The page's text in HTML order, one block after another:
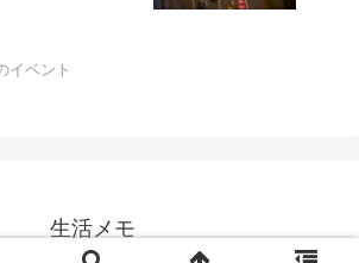
イベント
生活メモ